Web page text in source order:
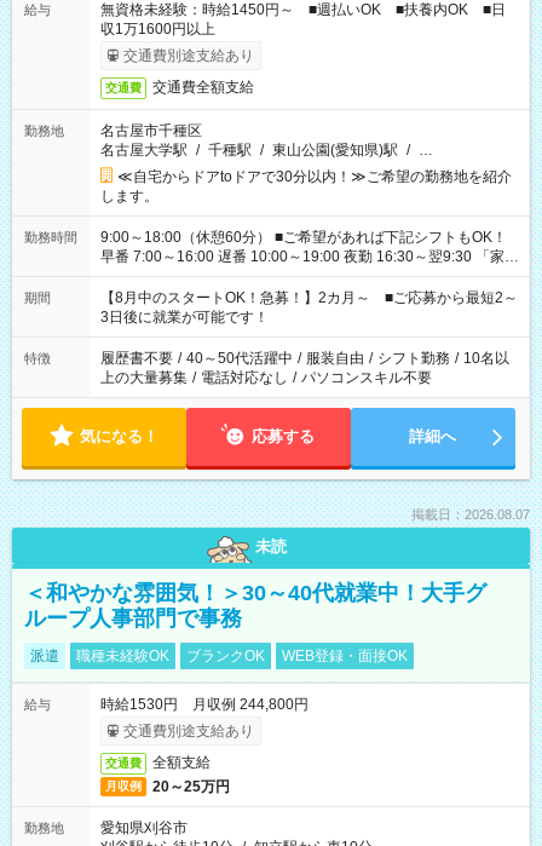
給与
無資格未経験：時給1450円～ ■週払いOK ■扶養内OK ■日
収1万1600円以上
交通費別途支給あり
交通費 交通費全額支給
勤務地
名古屋市千種区
名古屋大学駅 / 千種駅 / 東山公園(愛知県)駅 / …
≪自宅からドアtoドアで30分以内！≫ご希望の勤務地を紹介
します。
勤務時間
9:00～18:00（休憩60分） ■ご希望があれば下記シフトもOK！
早番 7:00～16:00 遅番 10:00～19:00 夜勤 16:30～翌9:30 「家族
と休みを合わせたい」 「余裕を持って夕飯の準備がしたい」
「できれば残業はしたくない」 など、ご希望を教えてください
ね。 ※Wワーク希望の方へ 今ご覧のお仕事で希望する勤務時間
と、もう1つのお仕事の勤務時間。 合計で週40時間を超える場
合は応募できません。
期間
【8月中のスタートOK！急募！】2カ月～ ■ご応募から最短2～
3日後に就業が可能です！
特徴 履歴書不要 / 40～50代活躍中 / 服装自由 / シフト勤務 / 10名以
上の大量募集 / 電話対応なし / パソコンスキル不要
気になる！ 応募する 詳細へ
掲載日：2026.08.07
未読
＜和やかな雰囲気！＞30～40代就業中！大手グ
ループ人事部門で事務
派遣 職種未経験OK ブランクOK WEB登録・面接OK
給与
時給1530円 月収例 244,800円
交通費別途支給あり
交通費 全額支給
月収例 20～25万円
勤務地
愛知県刈谷市